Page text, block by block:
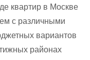
квартир в Москве
с различными
вариантов
районах